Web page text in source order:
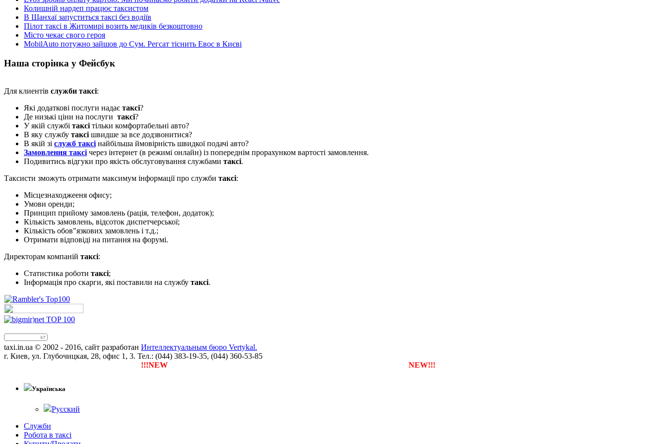
Колишній нардеп працює таксистом
В Шанхаї запуститься таксі без водіїв
Пілот таксі в Житомирі возить медиків безкоштовно
Місто чекає свого героя
MobilAuto потужно зайшов до Сум. Регсат тіснить Евос в Києві
Наша сторінка у Фейсбук
Для клиентів служби таксі:
Які додаткові послуги надає таксі?
Де низькі ціни на послуги таксі?
У якій службі таксітільки комфортабельні авто?
В яку службу таксішвидше за все додзвонитися?
В якій зі служб таксі найбільша ймовірність швидкої подачі авто?
Замовлення таксічерез інтернет (в режимі онлайн) із попереднім прорахунком вартості замовлення.
Подивитись відгуки про якість обслуговування службами таксі.
Таксисти зможуть отримати максимум інформації про служби таксі:
Місцезнаходжееня офису;
Умови оренди;
Принцип прийому замовлень (рація, телефон, додаток);
Кількість замовлень, відсоток диспетчерської;
Кількість обов"язкових замовлень і т.д.;
Отримати відповіді на питання на форумі.
Директорам компаній таксі:
Статистика роботи таксі;
Інформація про скарги, які поставили на службу таксі.
taxi.in.ua © 2002 - 2016, сайт разработан Интеллектуальным бюро Vertykal.
г. Киев, ул. Глубочицкая, 28, офис 1, 3. Тел.: (044) 383-19-35, (044) 360-53-85
!!!NEW Тепер ти можеш зареєструвати власну службу таксі з будь-якого міста NEW!!!
Українська
Русский
Служби
Робота в таксі